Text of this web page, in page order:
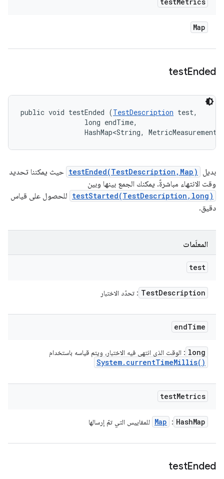
Map
testEnded
public void testEnded (TestDescription test,
                long endTime,
HashMap<String,
بديل testEnded(TestDescription,Map) حيث يمكننا تحديد
وقت الانتهاء مباشرةً. يمكنك الجمع بينها وبين
testStarted(TestDescription,long) للحصول على قياس
دقيق.
المعلَمات
test
TestDescription : تحدّد الاختبار
endTime
long : الوقت الذي انتهى فيه الاختبار، ويتم قياسه باستخدام
System. currentTimeMillis( )
testMetrics
HashMap
:
Map للمقاييس التي تمّ إرسالها
testEnded